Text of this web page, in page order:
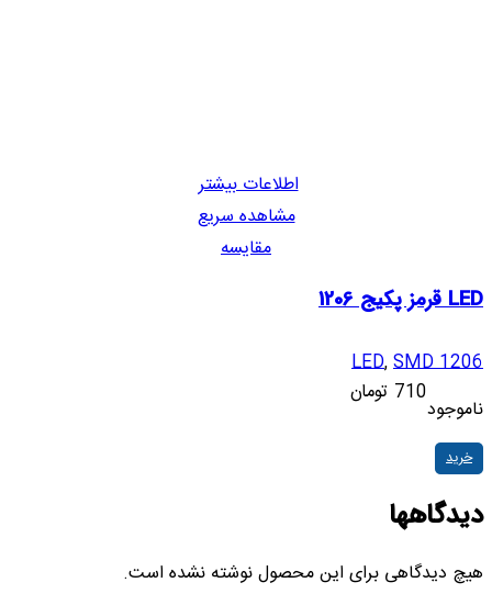
اطلاعات بیشتر
مشاهده سریع
مقایسه
LED قرمز پکیج 1206
LED,SMD 1206
ناموجود
710 تومان
خرید
دیدگاهها
هیچ دیدگاهی برای این محصول نوشته نشده است.